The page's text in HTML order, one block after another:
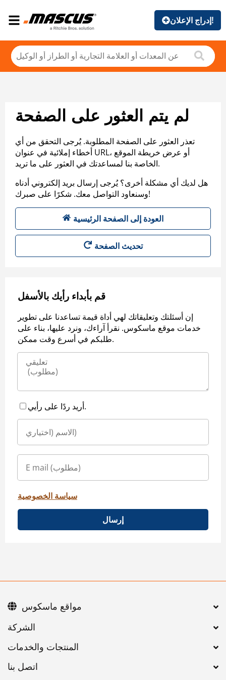
إدراج الإعلان!
لم يتم العثور على الصفحة
تعذر العثور على الصفحة المطلوبة. يُرجى التحقق من أي
أخطاء إملائية في عنوان URL، أو عرض خريطة الموقع
الخاصة بنا لمساعدتك في العثور على ما تريد.
هل لديك أي مشكلة أخرى؟ يُرجى إرسال بريد إلكتروني أدناه
وسنعاود التواصل معك. شكرًا على صبرك!
العودة إلى الصفحة الرئيسية
تحديث الصفحة
قم بأبداء رأيك بالأسفل
إن أسئلتك وتعليقاتك لهي أداة قيمة تساعدنا على تطوير
خدمات موقع ماسكوس. نقرأ آراءك، ونرد عليها، بناء على
طلبكم في أسرع وقت ممكن.
أريد ردًا على رأيي.
سياسة الخصوصية
إرسال
اتصل بنا
مواقع ماسكوس